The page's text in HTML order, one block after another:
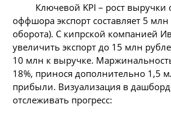
Ключевой KPI – рост выручки
оффшора экспорт составляет 5 млн
оборота). С кипрской компанией
увеличить экспорт до 15 млн
10 млн к выручке.
18%, принося дополнительно 1,5
прибыли. Визуализация в
отслеживать прогресс: